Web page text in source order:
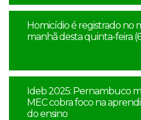
Homicídio é registrado no
manhã desta quinta-feira
Ideb 2025: Pernambuco
MEC cobra foco na
do ensino